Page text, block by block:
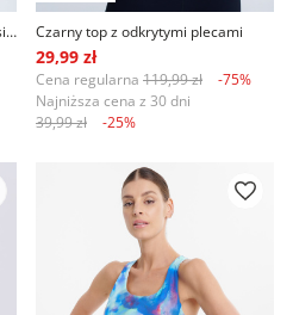
Czarne legginsy ze wstawkami z siateczki Czarny top z odkrytymi plecami
29,99 zł
Cena regularna 119,99 zł
-75%
Najniższa cena z 30 dni
39,99 zł
-25%